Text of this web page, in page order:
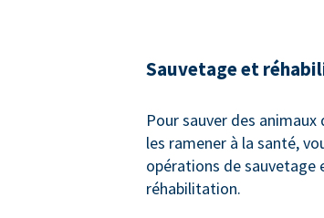
Sauvetage et
Pour sauver des
les ramener à la santé,
opérations de sauvetage
réhabilitation.